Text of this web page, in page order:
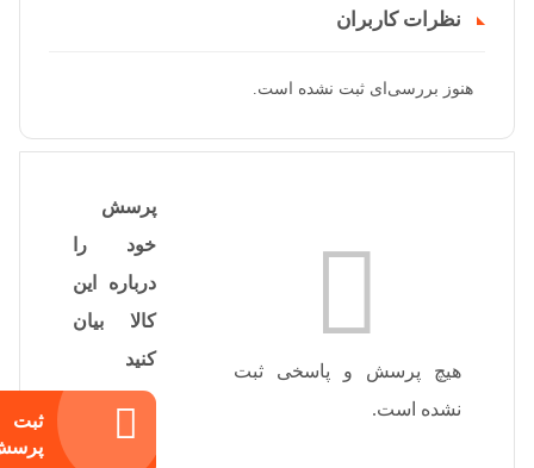
نظرات کاربران
هنوز بررسی‌ای ثبت نشده است.
هیچ پرسش و پاسخی ثبت
نشده است.
پرسش
خود را
درباره این
کالا بیان
کنید
ثبت